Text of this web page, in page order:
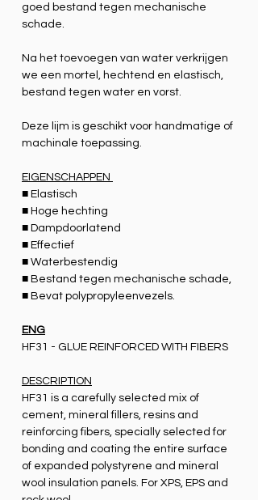
goed bestand tegen mechanische
schade.
Na het toevoegen van water verkrijgen
we een mortel, hechtend en elastisch,
bestand tegen water en vorst.
Deze lijm is geschikt voor handmatige of
machinale toepassing.
EIGENSCHAPPEN
■ Elastisch
■ Hoge hechting
■ Dampdoorlatend
■ Effectief
■ Waterbestendig
■ Bestand tegen mechanische schade,
■ Bevat polypropyleenvezels.
ENG
HF31 - GLUE REINFORCED WITH FIBERS
DESCRIPTION
HF31 is a carefully selected mix of
cement, mineral fillers, resins and
reinforcing fibers, specially selected for
bonding and coating the entire surface
of expanded polystyrene and mineral
wool insulation panels. For XPS, EPS and